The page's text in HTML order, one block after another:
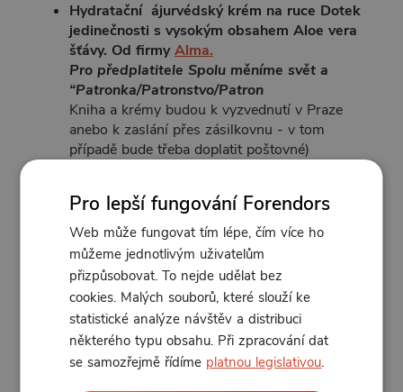
Hydratační ájurvédský krém na ruce Dotek
jedinečnosti s vysokým obsahem Aloe vera
šťávy. Od firmyAlma.
Pro předplatitele Spolu měníme svět a
“Patronka/Patronstvo/Patron
Kniha a krémy budou k vyzvednutí v Praze
anebo k zaslání přes zásilkovnu - v tom
případě bude třeba doplatit poštovné)
se ti ozve naše Hanka a dohodne s tebou vše
potřebné. Takže teď nemusíš nic dělat. Kdyby
cokoli, napiš nám na mailinfo@mojetelojemoje.cz
Pro lepší fungování Forendors
Web může fungovat tím lépe, čím více ho
můžeme jednotlivým uživatelům
přizpůsobovat. To nejde udělat bez
cookies. Malých souborů, které slouží ke
statistické analýze návštěv a distribuci
některého typu obsahu. Při zpracování dat
se samozřejmě řídíme platnou legislativou.